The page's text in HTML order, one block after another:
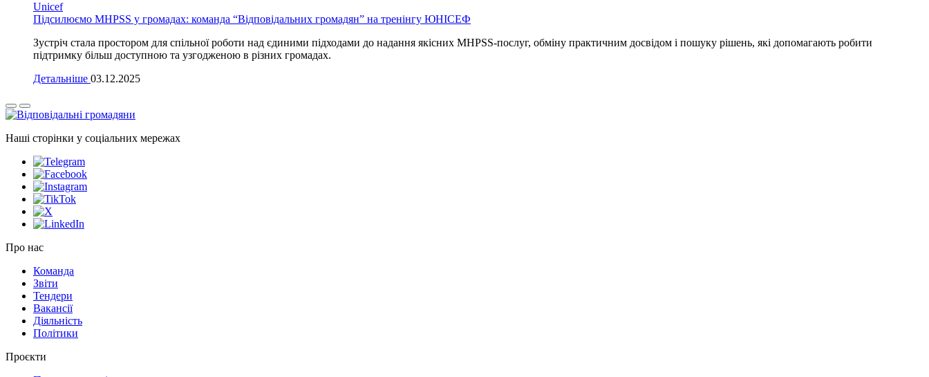
Unicef
Підсилюємо MHPSS у громадах: команда “Відповідальних громадян” на тренінгу ЮНІСЕФ
Зустріч стала простором для спільної роботи над єдиними підходами до надання якісних MHPSS-послуг, обміну практичним досвідом і пошуку рішень, які допомагають робити
підтримку більш доступною та узгодженою в різних громадах.
Детальніше 03.12.2025
Наші сторінки у соціальних мережах
Про нас
Команда
Звіти
Тендери
Вакансії
Діяльність
Політики
Проєкти